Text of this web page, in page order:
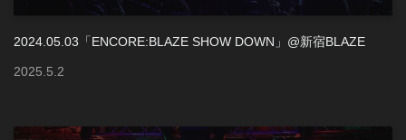
2024.05.03「ENCORE:BLAZE SHOW DOWN」@新宿BLAZE
2025 5 2